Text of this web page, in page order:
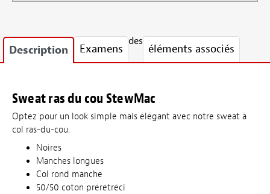
Description Examens
des
éléments associés
Sweat ras du cou StewMac
Optez pour un look simple mais élégant avec notre sweat à
col ras-du-cou.
Noires
Manches longues
Col rond manche
50/50 coton prérétréci